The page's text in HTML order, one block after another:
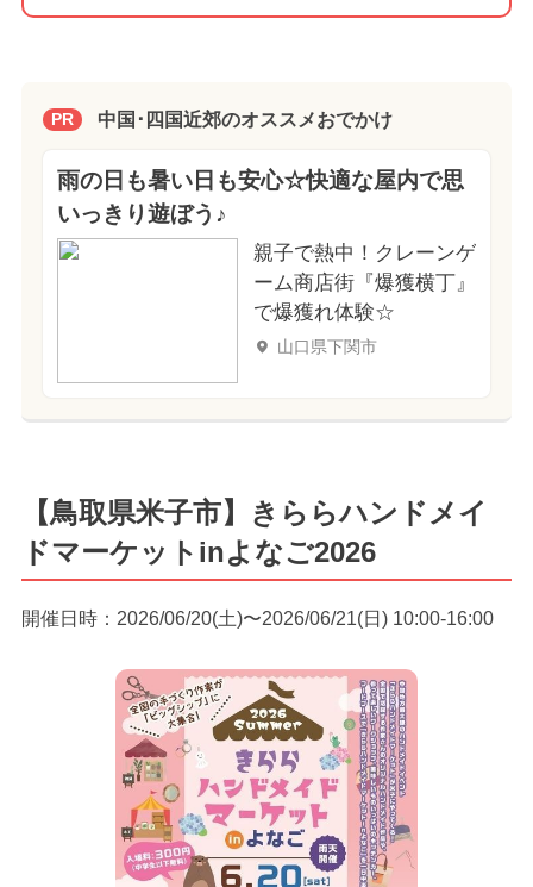
PR 中国･四国近郊のオススメおでかけ
雨の日も暑い日も安心☆快適な屋内で思
いっきり遊ぼう♪
親子で熱中！クレーンゲ
ーム商店街『爆獲横丁』
で爆獲れ体験☆
山口県下関市
【鳥取県米子市】きららハンドメイ
ドマーケットinよなご2026
開催日時：2026/06/20(土)〜2026/06/21(日) 10:00-16:00